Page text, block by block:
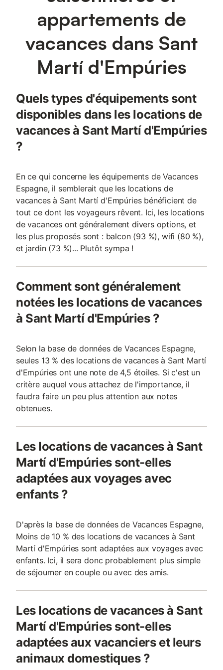
appartements de
vacances dans Sant
Martí d'Empúries
Quels types d'équipements sont
disponibles dans les locations de
vacances à Sant Martí d'Empúries
?
En ce qui concerne les équipements de Vacances
Espagne, il semblerait que les locations de
vacances à Sant Martí d'Empúries bénéficient de
tout ce dont les voyageurs rêvent. Ici, les locations
de vacances ont généralement divers options, et
les plus proposés sont : balcon (93 %), wifi (80 %),
et jardin (73 %)... Plutôt sympa !
Comment sont généralement
notées les locations de vacances
à Sant Martí d'Empúries ?
Selon la base de données de Vacances Espagne,
seules 13 % des locations de vacances à Sant Martí
d'Empúries ont une note de 4,5 étoiles. Si c'est un
critère auquel vous attachez de l'importance, il
faudra faire un peu plus attention aux notes
obtenues.
Les locations de vacances à Sant
Martí d'Empúries sont-elles
adaptées aux voyages avec
enfants ?
D'après la base de données de Vacances Espagne,
Moins de 10 % des locations de vacances à Sant
Martí d'Empúries sont adaptées aux voyages avec
enfants. Ici, il sera donc probablement plus simple
de séjourner en couple ou avec des amis.
Les locations de vacances à Sant
Martí d'Empúries sont-elles
adaptées aux vacanciers et leurs
animaux domestiques ?